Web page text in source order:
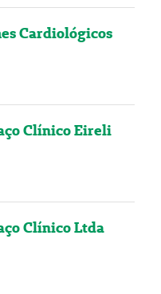
Cardiológicos
Clínico Eireli
Clínico Ltda